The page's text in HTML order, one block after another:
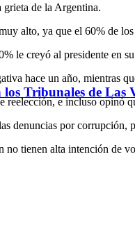
Tribunales de Las
de la Argentina.
alto, ya que el 60% de
le creyó al presidente en
hace un año, mientras
e incluso opinó
por corrupción,
no tienen alta intención de